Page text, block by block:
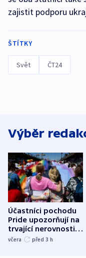
zajistit podporu
ŠTÍTKY
Svět ČT24
Výběr
Účastníci pochodu
Pride upozorňují na
trvající nerovnosti i
společenskou
včera před 3 h